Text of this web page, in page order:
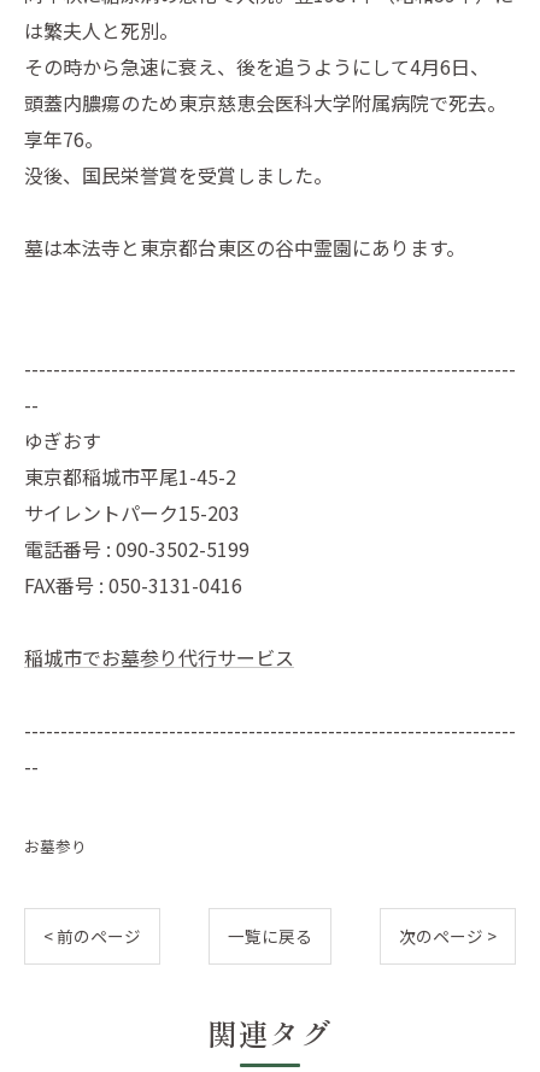
は繁夫人と死別。
その時から急速に衰え、後を追うようにして4月6日、
頭蓋内膿瘍のため東京慈恵会医科大学附属病院で死去。
享年76。
没後、国民栄誉賞を受賞しました。
墓は本法寺と東京都台東区の谷中霊園にあります。
--------------------------------------------------------------------
--
ゆぎおす
東京都稲城市平尾1-45-2
サイレントパーク15-203
電話番号 : 090-3502-5199
FAX番号 : 050-3131-0416
稲城市でお墓参り代行サービス
--------------------------------------------------------------------
--
お墓参り
< 前のページ 一覧に戻る 次のページ >
関連タグ